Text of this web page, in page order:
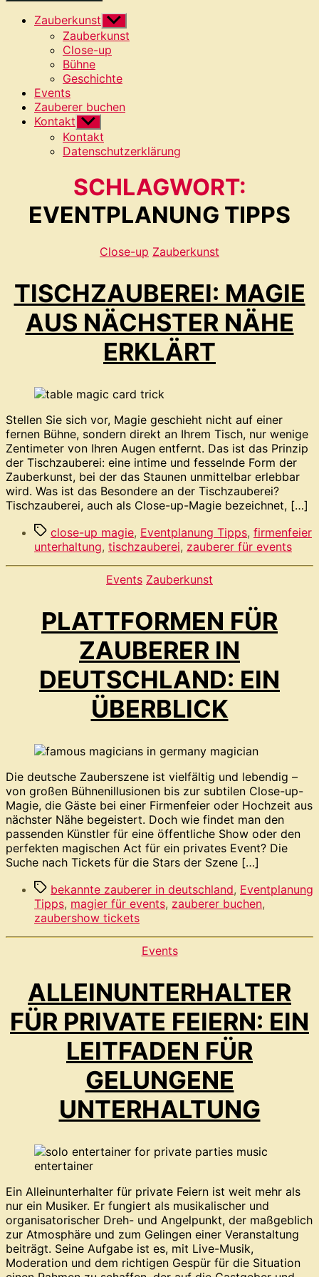
Zauberkunst Untermenü
anzeigen
Zauberkunst
Close-up
Bühne
Geschichte
Events
Zauberer buchen
Kontakt Untermenü
anzeigen
Kontakt
Datenschutzerklärung
SCHLAGWORT:
EVENTPLANUNG TIPPS
Kategorien
Close-up Zauberkunst
TISCHZAUBEREI: MAGIE
AUS NÄCHSTER NÄHE
ERKLÄRT
Stellen Sie sich vor, Magie geschieht nicht auf einer
fernen Bühne, sondern direkt an Ihrem Tisch, nur wenige
Zentimeter von Ihren Augen entfernt. Das ist das Prinzip
der Tischzauberei: eine intime und fesselnde Form der
Zauberkunst, bei der das Staunen unmittelbar erlebbar
wird. Was ist das Besondere an der Tischzauberei?
Tischzauberei, auch als Close-up-Magie bezeichnet, […]
Schlagwörter
close-up magie, Eventplanung Tipps, firmenfeier
unterhaltung, tischzauberei, zauberer für events
Kategorien
Events Zauberkunst
PLATTFORMEN FÜR
ZAUBERER IN
DEUTSCHLAND: EIN
ÜBERBLICK
Die deutsche Zauberszene ist vielfältig und lebendig –
von großen Bühnenillusionen bis zur subtilen Close-up-
Magie, die Gäste bei einer Firmenfeier oder Hochzeit aus
nächster Nähe begeistert. Doch wie findet man den
passenden Künstler für eine öffentliche Show oder den
perfekten magischen Act für ein privates Event? Die
Suche nach Tickets für die Stars der Szene […]
Schlagwörter
bekannte zauberer in deutschland, Eventplanung
Tipps, magier für events, zauberer buchen,
zaubershow tickets
Kategorien
Events
ALLEINUNTERHALTER
FÜR PRIVATE FEIERN: EIN
LEITFADEN FÜR
GELUNGENE
UNTERHALTUNG
Ein Alleinunterhalter für private Feiern ist weit mehr als
nur ein Musiker. Er fungiert als musikalischer und
organisatorischer Dreh- und Angelpunkt, der maßgeblich
zur Atmosphäre und zum Gelingen einer Veranstaltung
beiträgt. Seine Aufgabe ist es, mit Live-Musik,
Moderation und dem richtigen Gespür für die Situation